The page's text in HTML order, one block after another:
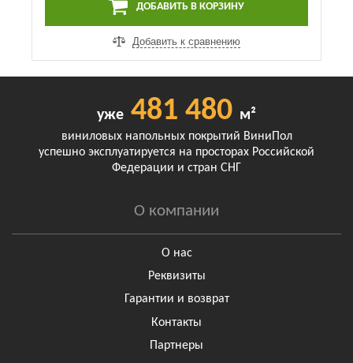
ДОБАВИТЬ В КОРЗИНУ
Добавить к сравнению
уже 481 480 м²
виниловых напольных покрытий ВиниПол
успешно эксплуатируется на просторах Российской
Федерации и стран СНГ
О компании
О нас
Реквизиты
Гарантии и возврат
Контакты
Партнеры